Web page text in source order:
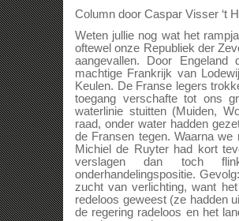
Column door Caspar Visser ‘t
Weten jullie nog wat het
oftewel onze Republiek der
aangevallen. Door
machtige Frankrijk van
Keulen. De Franse legers
toegang verschafte tot ons
waterlinie stuitten (Muiden,
raad, onder water hadden
de Fransen tegen. Waarna we
Michiel de Ruyter had kort
verslagen dan toch
onderhandelingspositie.
zucht van verlichting, want
redeloos geweest (ze hadden
de regering radeloos en het